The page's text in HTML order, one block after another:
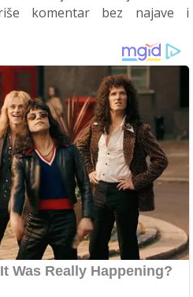
komentar bez najave i